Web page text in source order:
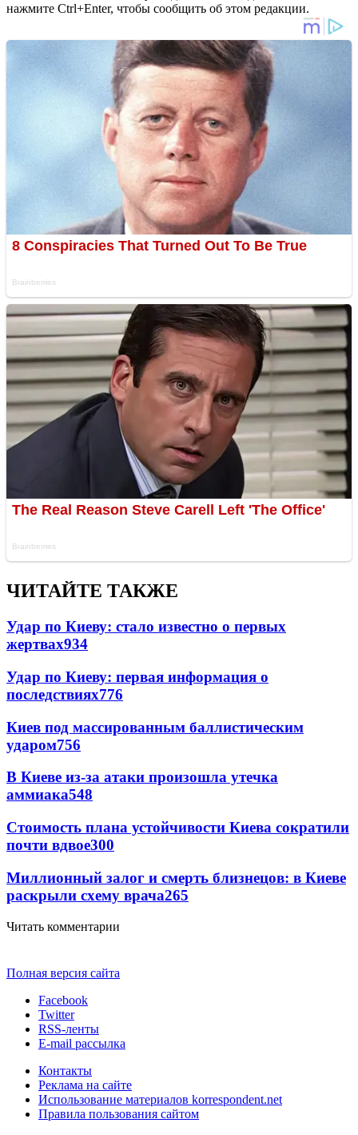
нажмите Ctrl+Enter, чтобы сообщить об этом редакции.
ЧИТАЙТЕ ТАКЖЕ
Удар по Киеву: стало известно о первых
жертвах934
Удар по Киеву: первая информация о
последствиях776
Киев под массированным баллистическим
ударом756
В Киеве из-за атаки произошла утечка
аммиака548
Стоимость плана устойчивости Киева сократили
почти вдвое300
Миллионный залог и смерть близнецов: в Киеве
раскрыли схему врача265
Читать комментарии
Полная версия сайта
Facebook
Twitter
RSS-ленты
E-mail рассылка
Контакты
Реклама на сайте
Использование материалов korrespondent.net
Правила пользования сайтом